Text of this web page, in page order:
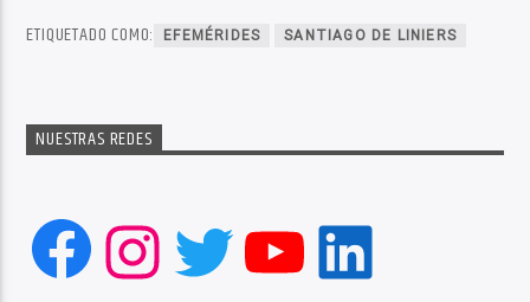
ETIQUETADO COMO: EFEMÉRIDES SANTIAGO DE LINIERS
NUESTRAS REDES
Facebook
Instagram
Twitter
YouTube
LinkedIn